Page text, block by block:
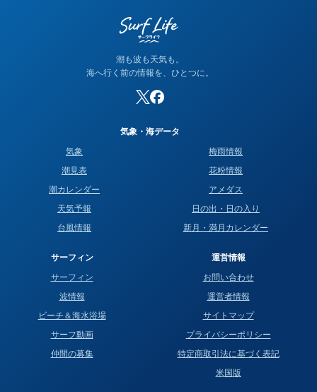
潮も波も天気も。
海へ行く前の情報を、ひとつに。
気象・海データ
気象
潮見表
潮カレンダー
天気予報
台風情報
梅雨情報
花粉情報
アメダス
日の出・日の入り
新月・満月カレンダー
サーフィン
サーフィン
波情報
ビーチ＆海水浴場
サーフ動画
仲間の募集
運営情報
お問い合わせ
運営者情報
サイトマップ
プライバシーポリシー
特定商取引法に基づく表記
米国版